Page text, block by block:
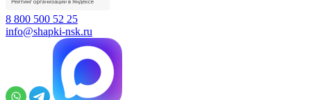
8 800 500 52 25
info@shapki-nsk.ru